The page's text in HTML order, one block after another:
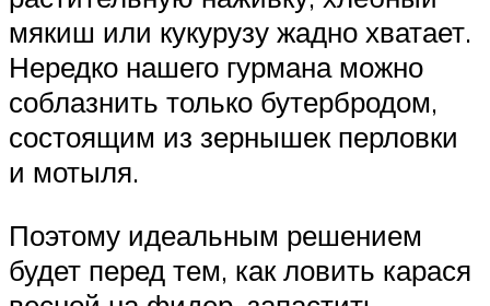
мякиш или кукурузу жадно хватает.
Нередко нашего гурмана можно
соблазнить только бутербродом,
состоящим из зернышек перловки
и мотыля.
Поэтому идеальным решением
будет перед тем, как ловить карася